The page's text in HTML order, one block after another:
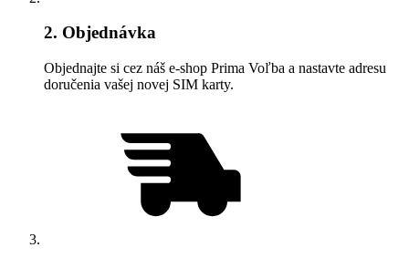
2. Objednávka
Objednajte si cez náš e‑shop Prima Voľba a nastavte adresu
doručenia vašej novej SIM karty.